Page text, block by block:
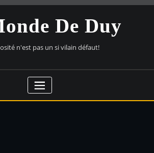
De Duy
n'est pas un si vilain défaut!